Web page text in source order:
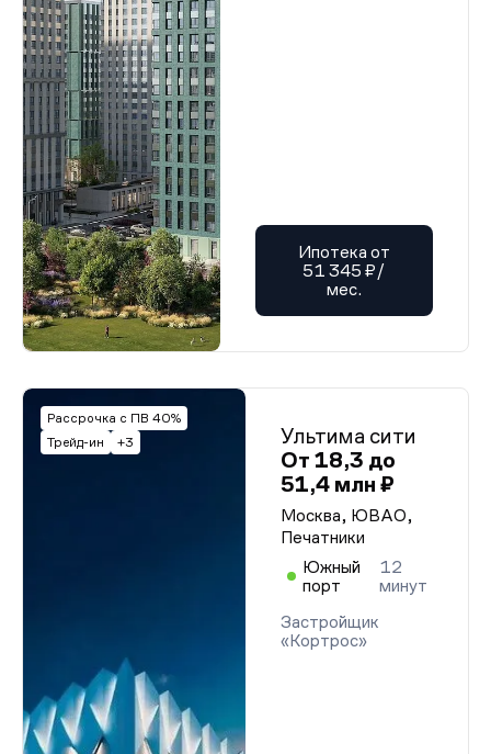
Ипотека от
51 345 ₽/
мес.
Рассрочка с ПВ 40%
Трейд-ин
+3
Ультима сити
От 18,3 до
51,4 млн ₽
Москва, ЮВАО,
Печатники
Южный
порт
12
минут
Застройщик
«Кортрос»